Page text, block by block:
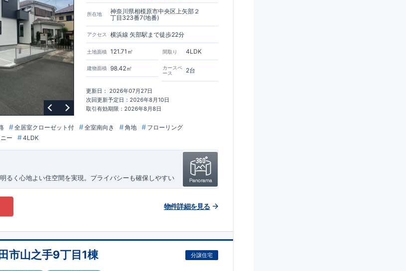
新磯保育園 約 784m （徒歩10分）​新磯小学校 約
（徒歩25分）​
徒歩 7 分） ​ファミリーマート座間一丁目店 約1100m（徒
店 約1200m（徒歩15 分） たからやフレサ磯部店 約
​下磯部東子どもの広場 約 757m（徒歩10分）
新戸診療所
郵便局 約
グガーデンのこだわり■
良住宅取得 【国が定めた７つの技術基準をクリア☆】​１
フォンで見やすい特設サイトはこちら ★​物件のご案内
所在地
神奈川県相模原市中央区上矢部２
丁目323番7(地番)
アクセス 横浜線 矢部駅まで徒歩22分
土地面積 121.71㎡
建物面積 98.42㎡
間取り 4LDK
カースペ
ース
2台
更新日： 2026年07月27日
次回更新予定日：2026年8月10日
取引有効期限：2026年8月8日
全居室クローゼット付 全室南向き 角地
フローリング
ー 4LDK
るく心地よい住空間を実現。プライバシーも確保しやすい
ン！
駅利用も可能。生活施設や公園も身近にあり、快適な新
分
物件詳細を見る
市山之手9丁目1棟 分譲住宅